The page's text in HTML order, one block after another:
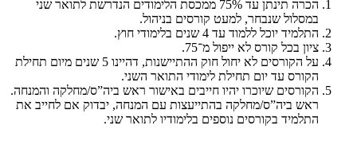
הכרה תינתן עד 75% ממכסת הלימודים הנדרשת לתואר שני
במסלול שנבחר, למעט קורסים בניהול.
התלמיד יוכל ללמוד עד 4 שנים בלימודי חוץ.
ציון בכל קורס לא ייפול מ־75.
על הקורסים לא יחול חוק ההתיישנות, דהיינו 5 שנים מיום תחילת
הקורס עד יום תחילת לימודי התואר השני.
הקורסים שיוכרו יהיו חייבים באישור ראש ביה”ס/מחלקה והמנחה.
ראש ביה”ס/מחלקה בהתייעצות עם המנחה, יבדוק אם לחייב את
התלמיד בקורסים נוספים בלימודיו לתואר שני.